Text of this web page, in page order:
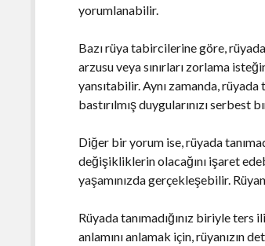
yorumlanabilir.
Bazı rüya tabircilerine göre,
arzusu veya sınırları zorlama
yansıtabilir. Aynı zamanda,
bastırılmış duygularınızı serbest
Diğer bir yorum ise, rüyada
değişikliklerin olacağını işaret
yaşamınızda gerçekleşebilir.
Rüyada tanımadığınız biriyle
anlamını anlamak için, rüyanızın